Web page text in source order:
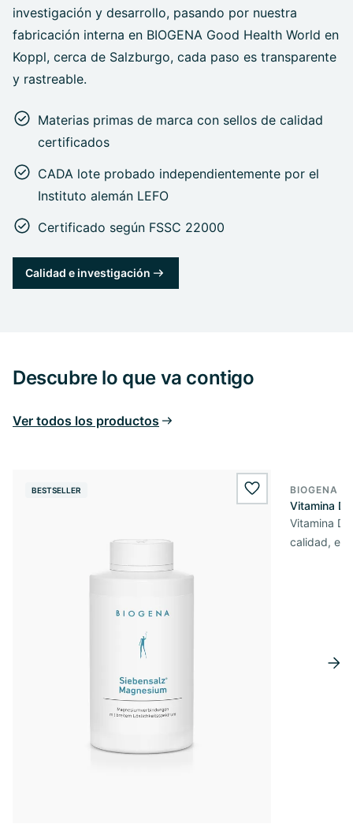
investigación y desarrollo, pasando por nuestra
fabricación interna en BIOGENA Good Health World en
Koppl, cerca de Salzburgo, cada paso es transparente
y rastreable.
Materias primas de marca con sellos de calidad
certificados
CADA lote probado independientemente por el
Instituto alemán LEFO
Certificado según FSSC 22000
Calidad e investigación
Descubre lo que va contigo
Ver todos los productos
BESTSELLER wishlist.add
BIOGENA
Vitamina
Vitamina
calidad, en